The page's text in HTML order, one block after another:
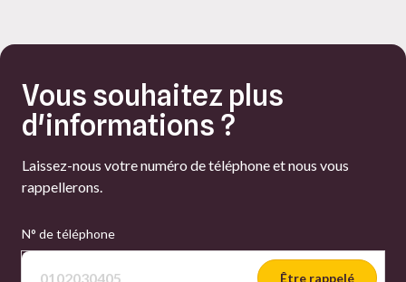
Vous souhaitez plus
d'informations ?
Laissez-nous votre numéro de téléphone et nous vous
rappellerons.
N° de téléphone
Être rappelé